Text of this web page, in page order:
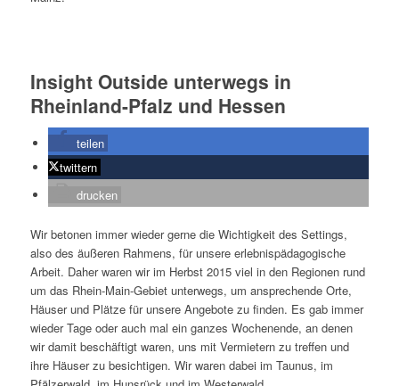
Insight Outside unterwegs in
Rheinland-Pfalz und Hessen
teilen
twittern
drucken
Wir betonen immer wieder gerne die Wichtigkeit des Settings,
also des äußeren Rahmens, für unsere erlebnispädagogische
Arbeit. Daher waren wir im Herbst 2015 viel in den Regionen rund
um das Rhein-Main-Gebiet unterwegs, um ansprechende Orte,
Häuser und Plätze für unsere Angebote zu finden. Es gab immer
wieder Tage oder auch mal ein ganzes Wochenende, an denen
wir damit beschäftigt waren, uns mit Vermietern zu treffen und
ihre Häuser zu besichtigen. Wir waren dabei im Taunus, im